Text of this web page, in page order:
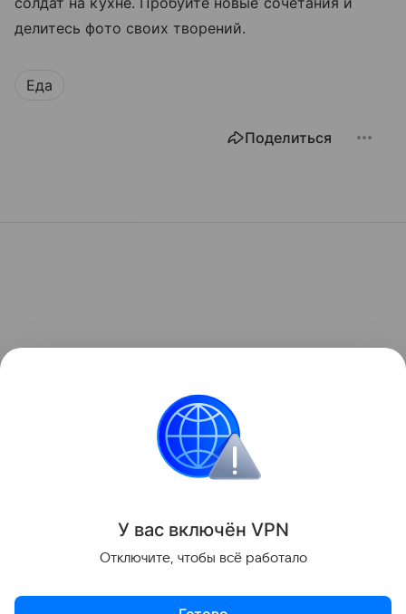
делитесь фото своих творений.
Еда
Поделиться
У вас включён VPN
Отключите, чтобы всё работало